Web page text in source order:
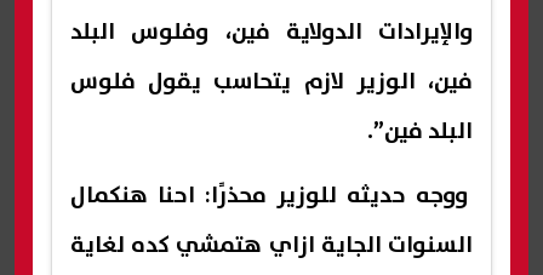
والإيرادات الدولاية فين، وفلوس البلد
فين، الوزير لازم يتحاسب يقول فلوس
البلد فين”.
ووجه حديثه للوزير محذرًا: احنا هنكمال
السنوات الجاية ازاي هتمشي كده لغاية